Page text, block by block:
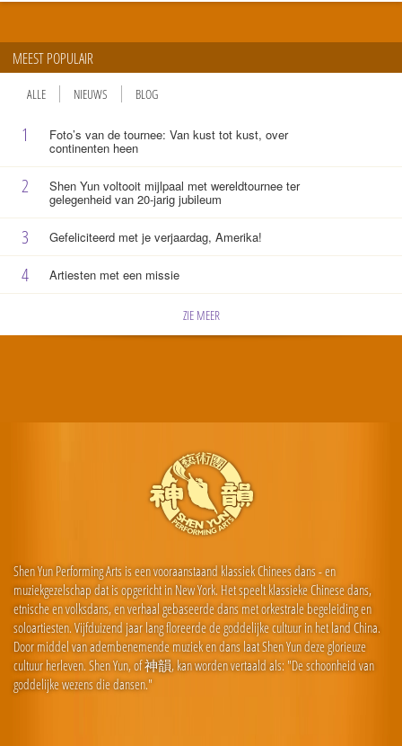
MEEST POPULAIR
ALLE NIEUWS BLOG
1 Foto’s van de tournee: Van kust tot kust, over
continenten heen
2 Shen Yun voltooit mijlpaal met wereldtournee ter
gelegenheid van 20-jarig jubileum
3 Gefeliciteerd met je verjaardag, Amerika!
4 Artiesten met een missie
ZIE MEER
Shen Yun Performing Arts is een vooraanstaand klassiek Chinees dans - en
muziekgezelschap dat is opgericht in New York. Het speelt klassieke Chinese dans,
etnische en volksdans, en verhaal gebaseerde dans met orkestrale begeleiding en
soloartiesten. Vijfduizend jaar lang floreerde de goddelijke cultuur in het land China.
Door middel van adembenemende muziek en dans laat Shen Yun deze glorieuze
cultuur herleven. Shen Yun, of 神韻, kan worden vertaald als: "De schoonheid van
goddelijke wezens die dansen."